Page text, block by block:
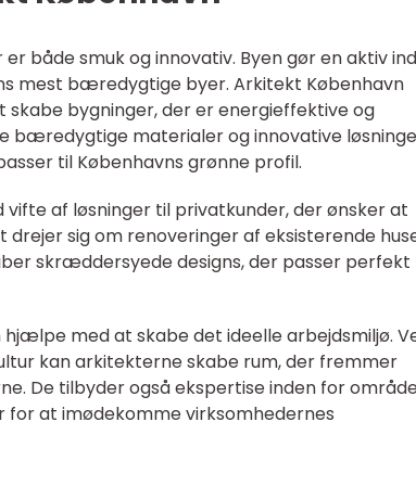
både smuk og innovativ. Byen gør en aktiv
mest bæredygtige byer. Arkitekt København
skabe bygninger, der er energieffektive og
bæredygtige materialer og innovative
til Københavns grønne profil.
af løsninger til privatkunder, der ønsker at
sig om renoveringer af eksisterende
skræddersyede designs, der passer perfekt
med at skabe det ideelle arbejdsmiljø.
kan arkitekterne skabe rum, der fremmer
De tilbyder også ekspertise inden for
for at imødekomme virksomhedernes